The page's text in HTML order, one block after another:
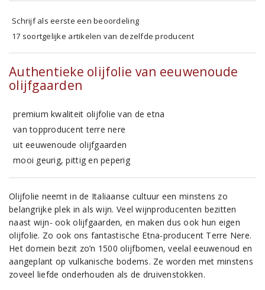
Schrijf als eerste een beoordeling
17 soortgelijke artikelen van dezelfde producent
Authentieke olijfolie van eeuwenoude
olijfgaarden
premium kwaliteit olijfolie van de etna
van topproducent terre nere
uit eeuwenoude olijfgaarden
mooi geurig, pittig en peperig
Olijfolie neemt in de Italiaanse cultuur een minstens zo
belangrijke plek in als wijn. Veel wijnproducenten bezitten
naast wijn- ook olijfgaarden, en maken dus ook hun eigen
olijfolie. Zo ook ons fantastische Etna-producent Terre Nere.
Het domein bezit zo’n 1500 olijfbomen, veelal eeuwenoud en
aangeplant op vulkanische bodems. Ze worden met minstens
zoveel liefde onderhouden als de druivenstokken.